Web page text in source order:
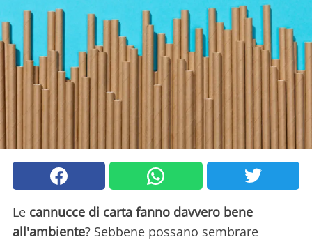
Le cannucce di carta fanno davvero bene
all'ambiente? Sebbene possano sembrare